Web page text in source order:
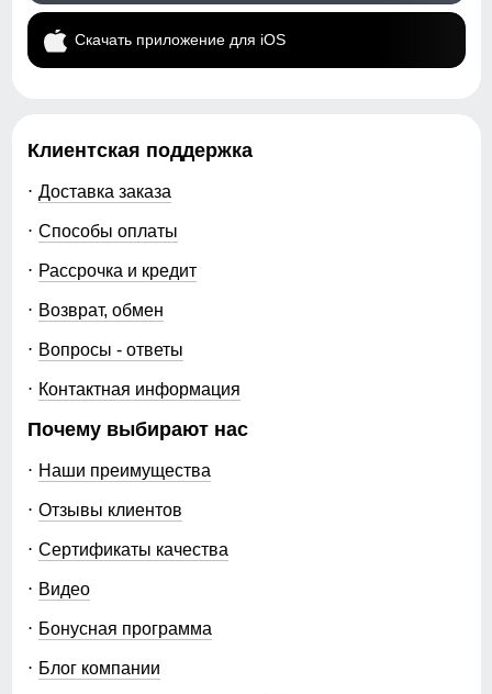
Скачать приложение для iOS
Клиентская поддержка
Доставка заказа
Способы оплаты
Рассрочка и кредит
Возврат, обмен
Вопросы - ответы
Контактная информация
Почему выбирают нас
Наши преимущества
Отзывы клиентов
Сертификаты качества
Видео
Бонусная программа
Блог компании